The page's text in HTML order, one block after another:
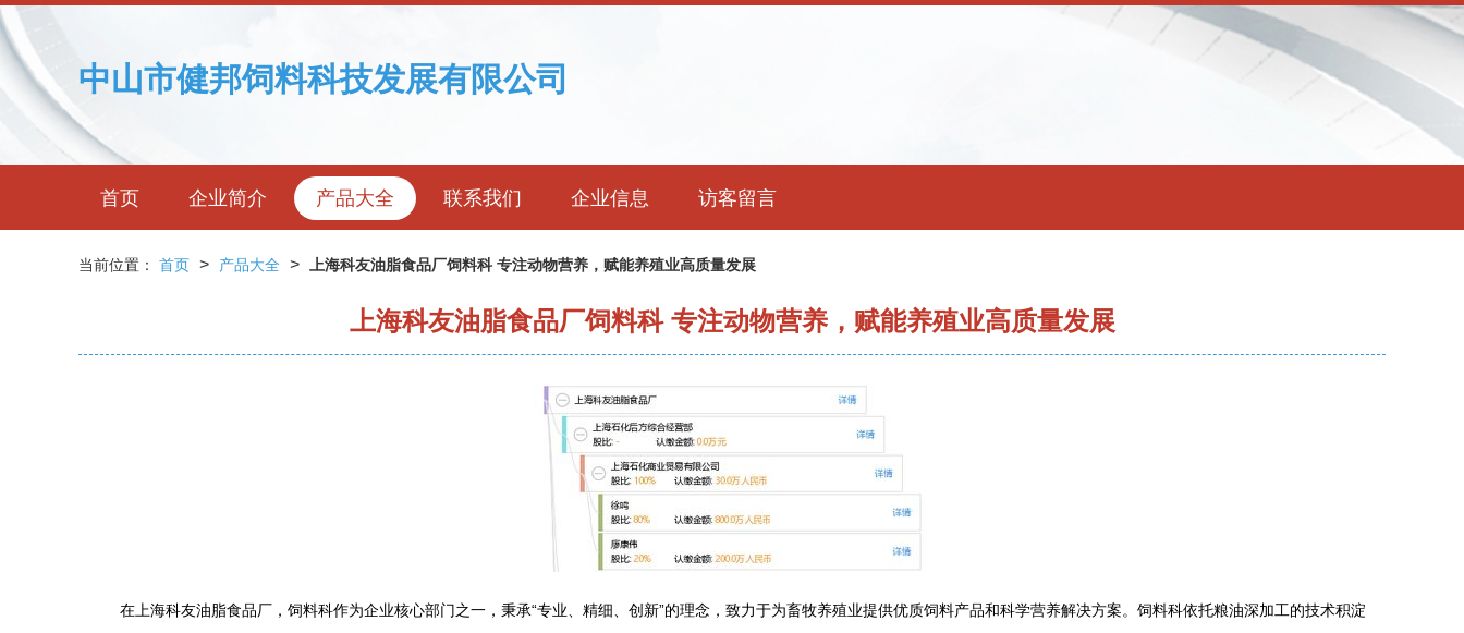
中山市健邦饲料科技发展有限公司
首页 企业简介 产品大全 联系我们 企业信息 访客留言
当前位置： 首页 > 产品大全 > 上海科友油脂食品厂饲料科 专注动物营养，赋能养殖业高质量发展
上海科友油脂食品厂饲料科 专注动物营养，赋能养殖业高质量发展
在上海科友油脂食品厂，饲料科作为企业核心部门之一，秉承“专业、精细、创新”的理念，致力于为畜牧养殖业提供优质饲料产品和科学营养解决方案。饲料科依托粮油深加工的技术积淀